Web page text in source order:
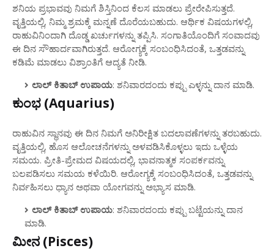
ಶನಿಯ ಪ್ರಭಾವವು ನಿಮಗೆ ಶಿಸ್ತಿನಿಂದ ಕೆಲಸ ಮಾಡಲು ಪ್ರೇರೇಪಿಸುತ್ತದೆ.
ವೃತ್ತಿಯಲ್ಲಿ, ನಿಮ್ಮ ಶ್ರಮಕ್ಕೆ ಮನ್ನಣೆ ದೊರೆಯಬಹುದು. ಆರ್ಥಿಕ ವಿಷಯಗಳಲ್ಲಿ,
ರಾಹುವಿನಿಂದಾಗಿ ದೊಡ್ಡ ಖರ್ಚುಗಳನ್ನು ತಪ್ಪಿಸಿ. ಸಂಗಾತಿಯೊಂದಿಗೆ ಸಂವಾದವು
ಈ ದಿನ ಸೌಹಾರ್ದವಾಗಿರುತ್ತದೆ. ಆರೋಗ್ಯಕ್ಕೆ ಸಂಬಂಧಿಸಿದಂತೆ, ಒತ್ತಡವನ್ನು
ಕಡಿಮೆ ಮಾಡಲು ವಿಶ್ರಾಂತಿಗೆ ಆದ್ಯತೆ ನೀಡಿ.
ಲಾಲ್ ಕಿತಾಬ್ ಉಪಾಯ: ಶನಿವಾರದಂದು ಕಪ್ಪು ಎಳ್ಳನ್ನು ದಾನ ಮಾಡಿ.
ಕುಂಭ (Aquarius)
ರಾಹುವಿನ ಸ್ಥಾನವು ಈ ದಿನ ನಿಮಗೆ ಅನಿರೀಕ್ಷಿತ ಬದಲಾವಣೆಗಳನ್ನು ತರಬಹುದು.
ವೃತ್ತಿಯಲ್ಲಿ, ಹೊಸ ಆಲೋಚನೆಗಳನ್ನು ಅಳವಡಿಸಿಕೊಳ್ಳಲು ಇದು ಒಳ್ಳೆಯ
ಸಮಯ. ಪ್ರೀತಿ-ಪ್ರೇಮದ ವಿಷಯದಲ್ಲಿ, ಭಾವನಾತ್ಮಕ ಸಂಪರ್ಕವನ್ನು
ಬಲಪಡಿಸಲು ಸಮಯ ಕಳೆಯಿರಿ. ಆರೋಗ್ಯಕ್ಕೆ ಸಂಬಂಧಿಸಿದಂತೆ, ಒತ್ತಡವನ್ನು
ನಿರ್ವಹಿಸಲು ಧ್ಯಾನ ಅಥವಾ ಯೋಗವನ್ನು ಅಭ್ಯಾಸ ಮಾಡಿ.
ಲಾಲ್ ಕಿತಾಬ್ ಉಪಾಯ: ಶನಿವಾರದಂದು ಕಪ್ಪು ಬಟ್ಟೆಯನ್ನು ದಾನ
ಮಾಡಿ.
ಮೀನ (Pisces)